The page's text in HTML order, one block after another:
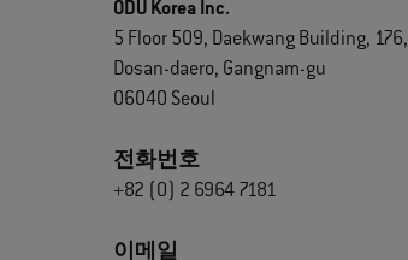
ODU Korea Inc.
5 Floor 509, Daekwang Building, 176,
Dosan-daero, Gangnam-gu
06040 Seoul
전화번호
+82 (0) 2 6964 7181
이메일